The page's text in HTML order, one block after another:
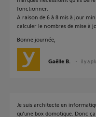
fonctionner.
A raison de 6 à 8 mis à jour
calculer le nombres de mise à
Bonne journée,
Gaëlle B. il y a
Je suis architecte en
qu'une box domotique. Donc